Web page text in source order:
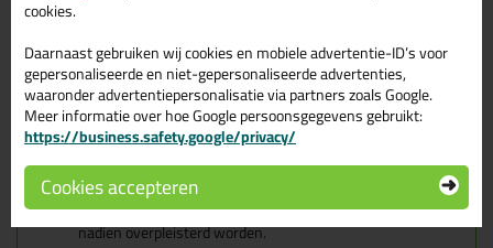
Vervangt nieten
Geschikt voor EPS en XPS
Opmerkingen
Niet geschikt voor het verlijmen van dakmembranen,
membranen die weekmakers bevatten (zwembad liner,
skai kunstleder), dakisolatie, zachte zwembadisolatie,
Teflon®
Niet geschikt voor het verlijmen van isolatiematerialen die
nadien overpleisterd worden.
cookies.
Daarnaast gebruiken wij cookies en mobiele advertentie-ID’s voor
gepersonaliseerde en niet-gepersonaliseerde advertenties,
waaronder advertentiepersonalisatie via partners zoals Google.
Meer informatie over hoe Google persoonsgegevens gebruikt:
https://business.safety.google/privacy/
Cookies accepteren